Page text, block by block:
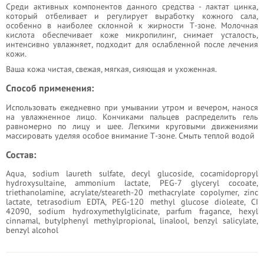
Среди активных компонентов данного средства - лактат цинка,
который отбеливает и регулирует выработку кожного сала,
особенно в наиболее склонной к жирности Т-зоне. Молочная
кислота обеспечивает коже микропилинг, снимает усталость,
интенсивно увлажняет, подходит для ослабленной после лечения
кожи.
Ваша кожа чистая, свежая, мягкая, сияющая и ухоженная.
Способ применения:
Использовать ежедневно при умывании утром и вече­ром, нанося
на увлажненное лицо. Кончи­ками пальцев распределить гель
равно­мерно по лицу и шее. Легкими кру­говыми движениями
массировать уде­ляя особое внимание Т-зоне. Смыть теплой водой
Состав:
Aqua, sodium laureth sulfate, decyl glucoside, cocamidopropyl
hydroxysultaine, ammonium lactate, PEG-7 glyceryl cocoate,
triethanolamine, acrylate/steareth-20 methacrylate copolymer, zinc
lactate, tetrasodium EDTA, PEG-120 methyl glucose dioleate, CI
42090, sodium hydroxymethylglicinate, parfum fragance, hexyl
cinnamal, butylphenyl methylpropional, linalool, benzyl salicylate,
benzyl alcohol